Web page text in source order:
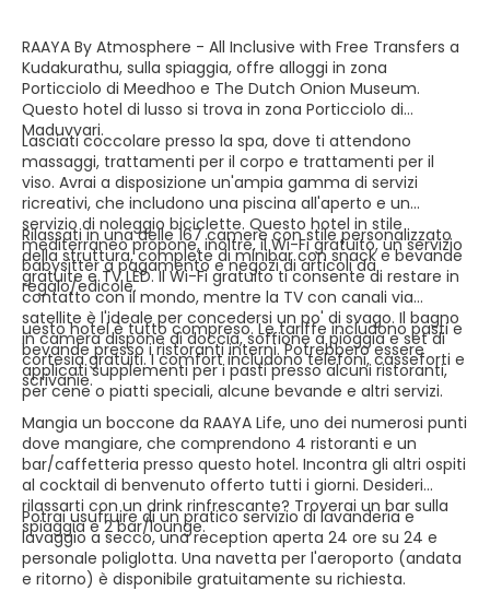
RAAYA By Atmosphere - All Inclusive with Free Transfers a
Kudakurathu, sulla spiaggia, offre alloggi in zona
Porticciolo di Meedhoo e The Dutch Onion Museum.
Questo hotel di lusso si trova in zona Porticciolo di
Maduvvari.
Lasciati coccolare presso la spa, dove ti attendono
massaggi, trattamenti per il corpo e trattamenti per il
viso. Avrai a disposizione un'ampia gamma di servizi
ricreativi, che includono una piscina all'aperto e un
servizio di noleggio biciclette. Questo hotel in stile
mediterraneo propone, inoltre, il Wi-Fi gratuito, un servizio
babysitter a pagamento e negozi di articoli da
regalo/edicole.
Rilassati in una delle 167 camere con stile personalizzato
della struttura, complete di minibar con snack e bevande
gratuite e TV LED. Il Wi-Fi gratuito ti consente di restare in
contatto con il mondo, mentre la TV con canali via
satellite è l'ideale per concedersi un po' di svago. Il bagno
in camera dispone di doccia, soffione a pioggia e set di
cortesia gratuiti. I comfort includono telefoni, casseforti e
scrivanie.
uesto hotel è tutto compreso. Le tariffe includono pasti e
bevande presso i ristoranti interni. Potrebbero essere
applicati supplementi per i pasti presso alcuni ristoranti,
per cene o piatti speciali, alcune bevande e altri servizi.
Mangia un boccone da RAAYA Life, uno dei numerosi punti
dove mangiare, che comprendono 4 ristoranti e un
bar/caffetteria presso questo hotel. Incontra gli altri ospiti
al cocktail di benvenuto offerto tutti i giorni. Desideri
rilassarti con un drink rinfrescante? Troverai un bar sulla
spiaggia e 2 bar/lounge.
Potrai usufruire di un pratico servizio di lavanderia e
lavaggio a secco, una reception aperta 24 ore su 24 e
personale poliglotta. Una navetta per l'aeroporto (andata
e ritorno) è disponibile gratuitamente su richiesta.